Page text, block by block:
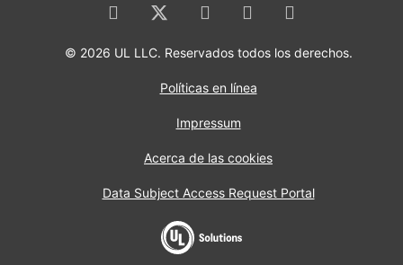
© 2026 UL LLC. Reservados todos los derechos.
Políticas en línea
Impressum
Acerca de las cookies
Data Subject Access Request Portal